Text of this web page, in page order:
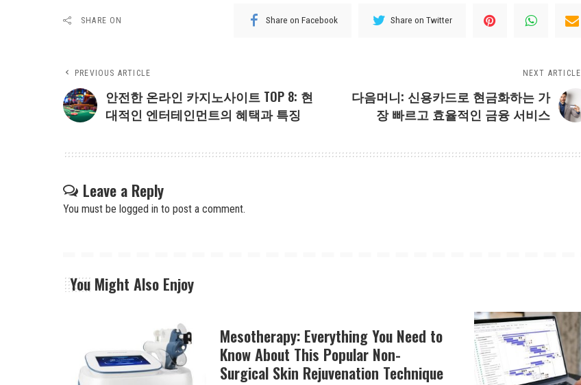
SHARE ON Share on Facebook Share on Twitter
PREVIOUS ARTICLE
안전한 온라인 카지노사이트 TOP 8: 현
대적인 엔터테인먼트의 혜택과 특징
NEXT ARTICLE
다음머니: 신용카드로 현금화하는 가
장 빠르고 효율적인 금융 서비스
Leave a Reply
You must be logged in to post a comment.
You Might Also Enjoy
Mesotherapy: Everything You Need to
Know About This Popular Non-
Surgical Skin Rejuvenation Technique